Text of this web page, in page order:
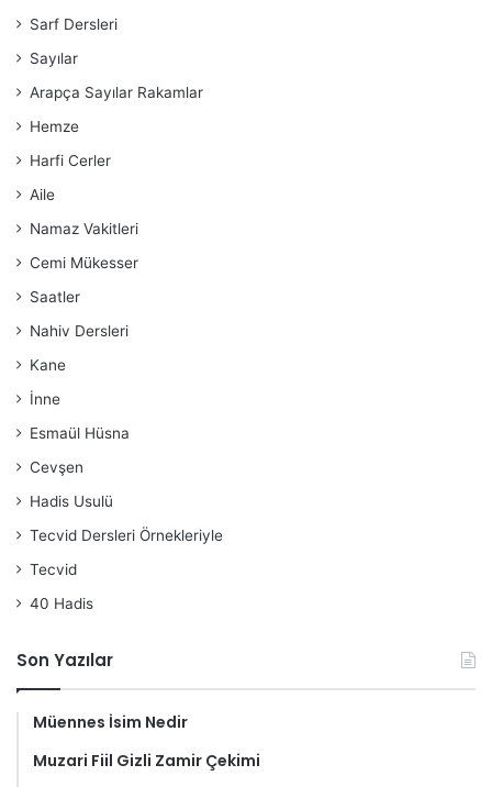
Sarf Dersleri
Sayılar
Arapça Sayılar Rakamlar
Hemze
Harfi Cerler
Aile
Namaz Vakitleri
Cemi Mükesser
Saatler
Nahiv Dersleri
Kane
İnne
Esmaül Hüsna
Cevşen
Hadis Usulü
Tecvid Dersleri Örnekleriyle
Tecvid
40 Hadis
Son Yazılar
Müennes İsim Nedir
Muzari Fiil Gizli Zamir Çekimi